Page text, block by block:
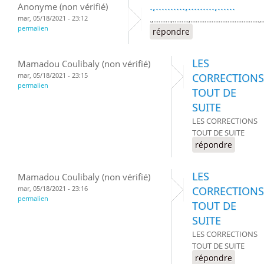
Anonyme (non vérifié)
mar, 05/18/2021 - 23:12
permalien
.,..........,.........,......
répondre
Mamadou Coulibaly (non vérifié)
mar, 05/18/2021 - 23:15
permalien
LES
CORRECTIONS
TOUT DE
SUITE
LES CORRECTIONS
TOUT DE SUITE
répondre
Mamadou Coulibaly (non vérifié)
mar, 05/18/2021 - 23:16
permalien
LES
CORRECTIONS
TOUT DE
SUITE
LES CORRECTIONS
TOUT DE SUITE
répondre